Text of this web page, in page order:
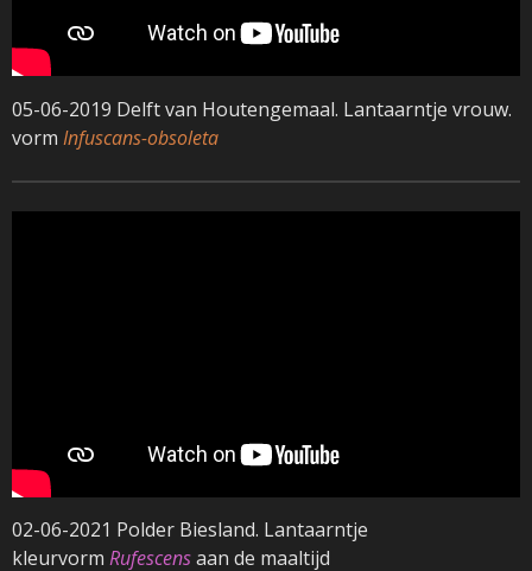
05-06-2019 Delft van Houtengemaal. Lantaarntje vrouw.
vorm Infuscans-obsoleta
02-06-2021 Polder Biesland. Lantaarntje
kleurvorm Rufescensaan de maaltijd